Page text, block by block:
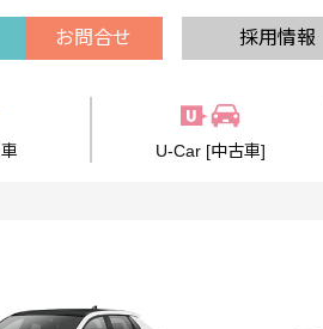
お問合せ 採用情報
U-Car [中古車]